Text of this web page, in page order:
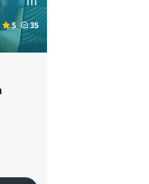
5 35